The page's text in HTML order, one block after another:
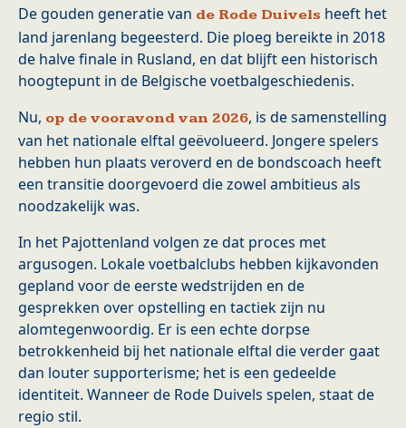
De gouden generatie van de Rode Duivels heeft het
land jarenlang begeesterd. Die ploeg bereikte in 2018
de halve finale in Rusland, en dat blijft een historisch
hoogtepunt in de Belgische voetbalgeschiedenis.
Nu, op de vooravond van 2026, is de samenstelling
van het nationale elftal geëvolueerd. Jongere spelers
hebben hun plaats veroverd en de bondscoach heeft
een transitie doorgevoerd die zowel ambitieus als
noodzakelijk was.
In het Pajottenland volgen ze dat proces met
argusogen. Lokale voetbalclubs hebben kijkavonden
gepland voor de eerste wedstrijden en de
gesprekken over opstelling en tactiek zijn nu
alomtegenwoordig. Er is een echte dorpse
betrokkenheid bij het nationale elftal die verder gaat
dan louter supporterisme; het is een gedeelde
identiteit. Wanneer de Rode Duivels spelen, staat de
regio stil.